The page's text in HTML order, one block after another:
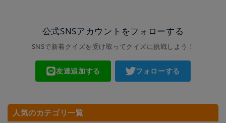
公式SNSアカウントをフォローする
SNSで新着クイズを受け取ってクイズに挑戦しよう！
友達追加する フォローする
人気のカテゴリ一覧